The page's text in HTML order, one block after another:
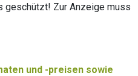
geschützt! Zur Anzeige muss
und -preisen sowie